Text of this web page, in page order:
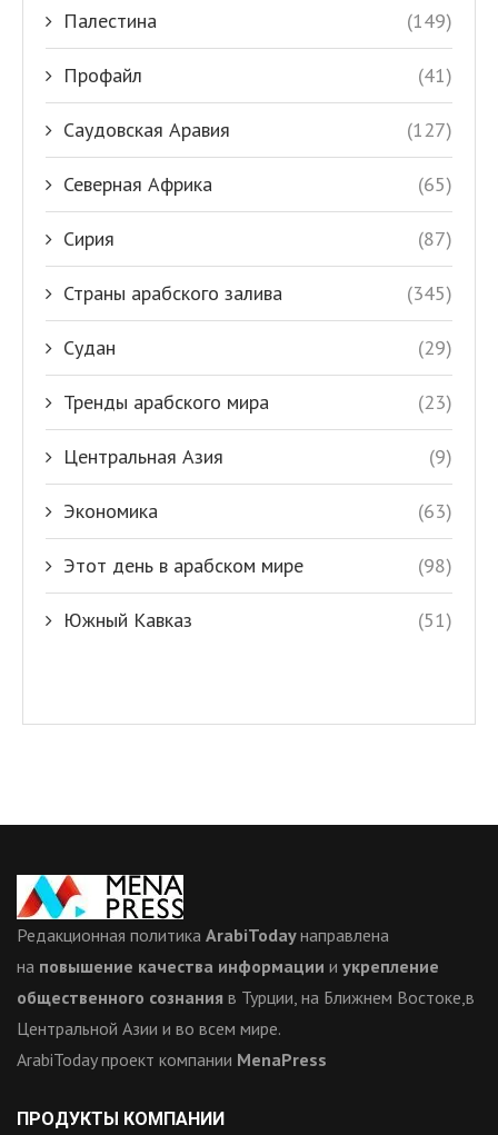
Палестина (149)
Профайл (41)
Саудовская Аравия (127)
Северная Африка (65)
Сирия (87)
Страны арабского залива (345)
Судан (29)
Тренды арабского мира (23)
Центральная Азия (9)
Экономика (63)
Этот день в арабском мире (98)
Южный Кавказ (51)
Редакционная политика ArabiTodayнаправлена
на повышение качества информации и укрепление
общественного сознания в Турции, на Ближнем Востоке,в
Центральной Азии и во всем мире.
ArabiToday проект компании MenaPress
ПРОДУКТЫ КОМПАНИИ